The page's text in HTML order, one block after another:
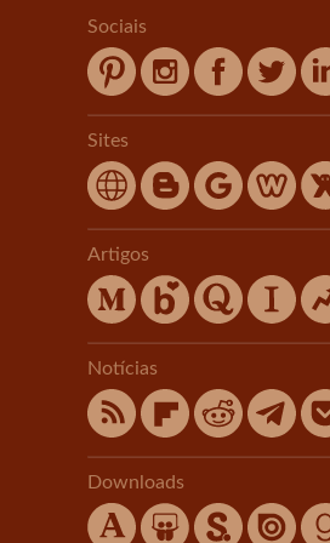
Sociais
Sites
Artigos
Notícias
Downloads